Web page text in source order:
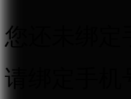
您还未绑定
请绑定手机